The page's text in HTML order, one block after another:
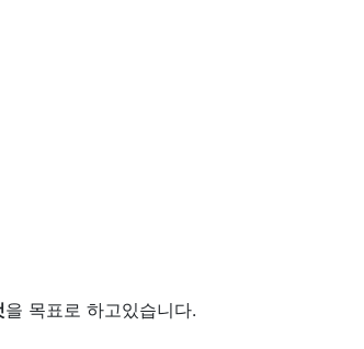
을 목표로 하고있습니다.